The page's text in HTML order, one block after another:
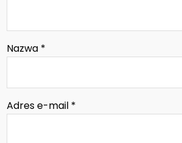
Nazwa *
Adres e-mail *